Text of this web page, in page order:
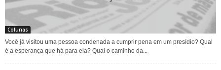
Colunas
Você já visitou uma pessoa condenada a cumprir pena em um presídio? Qual
é a esperança que há para ela? Qual o caminho da...